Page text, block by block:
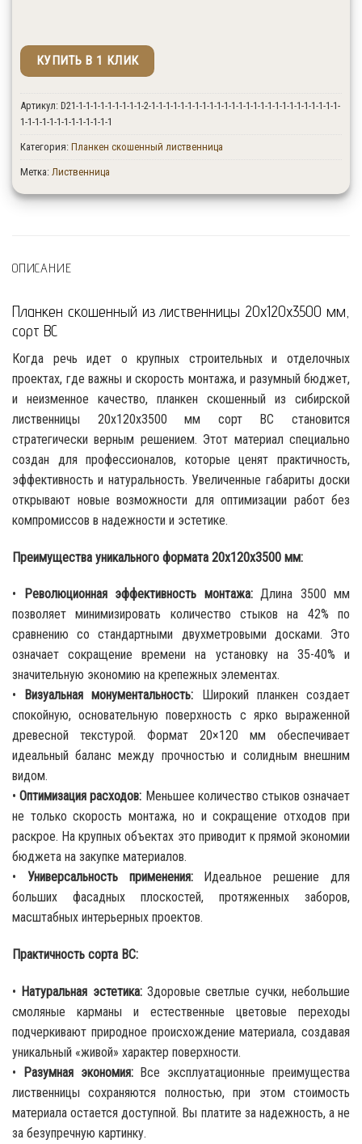
↑ Укажите количество изделий в штуках.
КУПИТЬ В 1 КЛИК
Артикул: D21-1-1-1-1-1-1-1-1-1-2-1-1-1-1-1-1-1-1-1-1-1-1-1-1-1-1-1-1-1-1-1-1-1-1-1-1-
1-1-1-1-1-1-1-1-1-1-1-1-1
Категория: Планкен скошенный лиственница
Метка: Лиственница
ОПИСАНИЕ
Планкен скошенный из лиственницы 20x120x3500 мм,
сорт ВС
Когда речь идет о крупных строительных и отделочных
проектах, где важны и скорость монтажа, и разумный бюджет,
и неизменное качество, планкен скошенный из сибирской
лиственницы 20x120x3500 мм сорт ВС становится
стратегически верным решением. Этот материал специально
создан для профессионалов, которые ценят практичность,
эффективность и натуральность. Увеличенные габариты доски
открывают новые возможности для оптимизации работ без
компромиссов в надежности и эстетике.
Преимущества уникального формата 20x120x3500 мм:
• Революционная эффективность монтажа:Длина 3500 мм
позволяет минимизировать количество стыков на 42% по
сравнению со стандартными двухметровыми досками. Это
означает сокращение времени на установку на 35-40% и
значительную экономию на крепежных элементах.
•
Визуальная монументальность: Широкий планкен создает
спокойную, основательную поверхность с ярко выраженной
древесной текстурой. Формат 20×120 мм обеспечивает
идеальный баланс между прочностью и солидным внешним
видом.
•Оптимизация расходов: Меньшее количество стыков означает
не только скорость монтажа, но и сокращение отходов при
раскрое. На крупных объектах это приводит к прямой экономии
бюджета на закупке материалов.
• Универсальность применения:Идеальное решение для
больших фасадных плоскостей, протяженных заборов,
масштабных интерьерных проектов.
Практичность сорта ВС:
• Натуральная эстетика:Здоровые светлые сучки, небольшие
смоляные карманы и естественные цветовые переходы
подчеркивают природное происхождение материала, создавая
уникальный «живой» характер поверхности.
•
Разумная экономия:Все эксплуатационные преимущества
лиственницы сохраняются полностью, при этом стоимость
материала остается доступной. Вы платите за надежность, а не
за безупречную картинку.